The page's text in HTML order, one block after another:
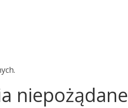
niepożądane